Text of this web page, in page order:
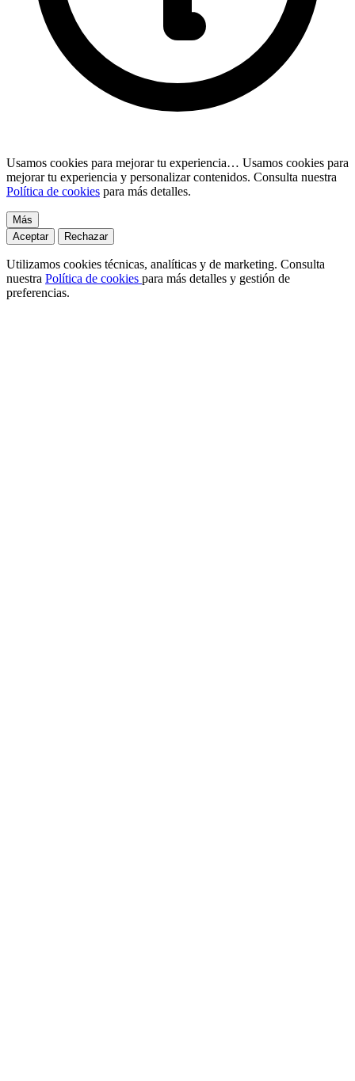
Usamos cookies para mejorar tu experiencia… Usamos cookies para
mejorar tu experiencia y personalizar contenidos. Consulta nuestra
Política de cookies para más detalles.
Más
Aceptar
Rechazar
Utilizamos cookies técnicas, analíticas y de marketing. Consulta
nuestra Política de cookies para más detalles y gestión de
preferencias.